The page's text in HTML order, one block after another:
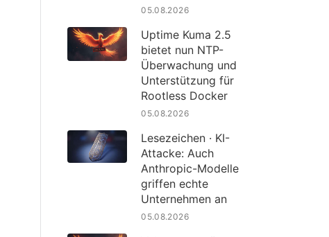
05.08.2026
Uptime Kuma 2.5
bietet nun NTP-
Überwachung und
Unterstützung für
Rootless Docker
05.08.2026
Lesezeichen · KI-
Attacke: Auch
Anthropic-Modelle
griffen echte
Unternehmen an
05.08.2026